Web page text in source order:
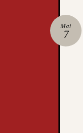
Mai
7